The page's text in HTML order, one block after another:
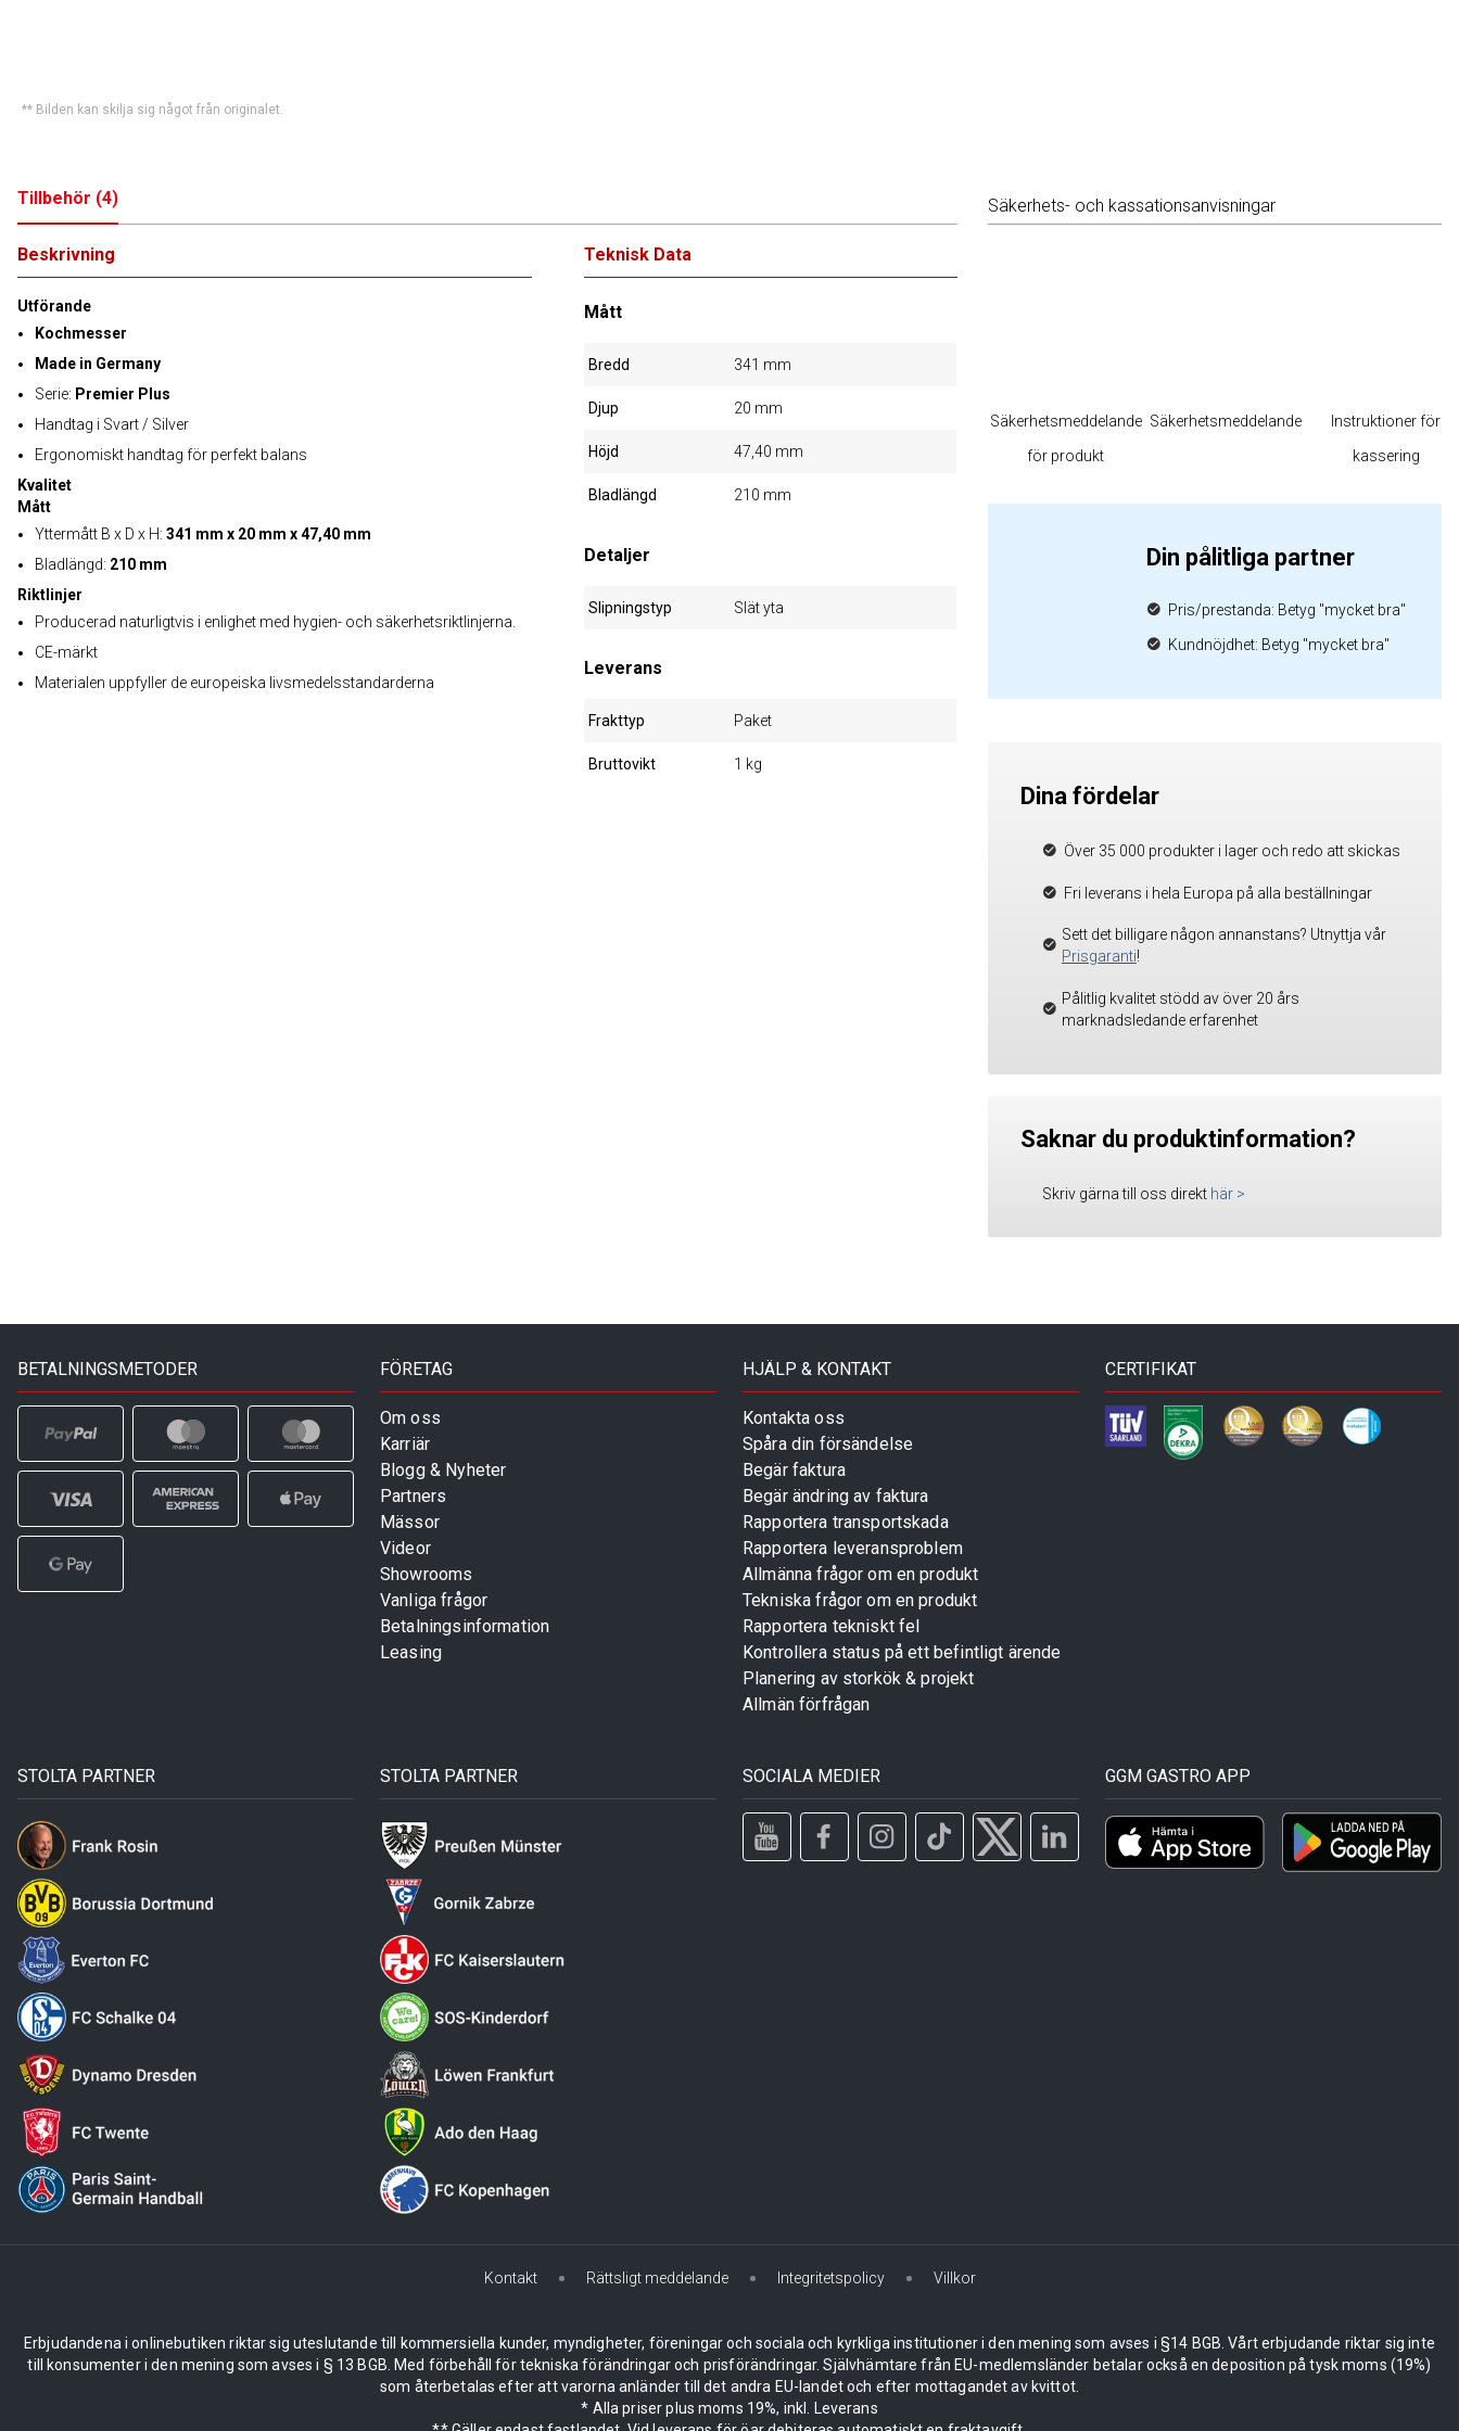
** Bilden kan skilja sig något från originalet.
Tillbehör (4)
Beskrivning
Utförande
Kochmesser
Made in Germany
Serie: Premier Plus
Handtag i Svart / Silver
Ergonomiskt handtag för perfekt balans
Kvalitet
Mått
Yttermått B x D x H: 341 mm x 20 mm x 47,40 mm
Bladlängd: 210 mm
Riktlinjer
Producerad naturligtvis i enlighet med hygien- och säkerhetsriktlinjerna.
CE-märkt
Materialen uppfyller de europeiska livsmedelsstandarderna
Teknisk Data
Mått
Bredd 341 mm
Djup 20 mm
Höjd 47,40 mm
Bladlängd 210 mm
Detaljer
Slipningstyp Slät yta
Leverans
Frakttyp Paket
Bruttovikt 1 kg
Säkerhets- och kassationsanvisningar
Säkerhetsmeddelande
för produkt
Säkerhetsmeddelande
Instruktioner för
kassering
Din pålitliga partner
Pris/prestanda: Betyg "mycket bra"
Kundnöjdhet: Betyg "mycket bra"
Dina fördelar
Över 35 000 produkter i lager och redo att skickas
Fri leverans i hela Europa på alla beställningar
Sett det billigare någon annanstans? Utnyttja vår
Prisgaranti!
Pålitlig kvalitet stödd av över 20 års
marknadsledande erfarenhet
Saknar du produktinformation?
Skriv gärna till oss direkt här >
BETALNINGSMETODER FÖRETAG
Om oss
Karriär
Blogg & Nyheter
Partners
Mässor
Videor
Showrooms
Vanliga frågor
Betalningsinformation
Leasing
HJÄLP & KONTAKT
Kontakta oss
Spåra din försändelse
Begär faktura
Begär ändring av faktura
Rapportera transportskada
Rapportera leveransproblem
Allmänna frågor om en produkt
Tekniska frågor om en produkt
Rapportera tekniskt fel
Kontrollera status på ett befintligt ärende
Planering av storkök & projekt
Allmän förfrågan
CERTIFIKAT
STOLTA PARTNER STOLTA PARTNER SOCIALA MEDIER GGM GASTRO APP
Kontakt Rättsligt meddelande Integritetspolicy Villkor
Erbjudandena i onlinebutiken riktar sig uteslutande till kommersiella kunder, myndigheter, föreningar och sociala och kyrkliga institutioner i den mening som avses i §14 BGB. Vårt erbjudande riktar sig inte
till konsumenter i den mening som avses i § 13 BGB. Med förbehåll för tekniska förändringar och prisförändringar. Självhämtare från EU-medlemsländer betalar också en deposition på tysk moms (19%)
som återbetalas efter att varorna anländer till det andra EU-landet och efter mottagandet av kvittot.
* Alla priser plus moms 19%, inkl. Leverans